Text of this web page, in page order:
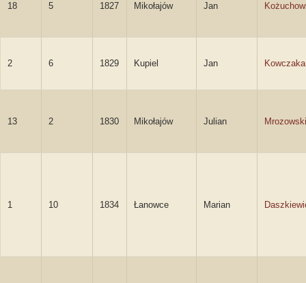
18 5 1827 Mikołajów Jan
2 6 1829 Kupiel Jan
13 2 1830 Mikołajów Julian Mrozowski
1 10 1834 Łanowce Marian